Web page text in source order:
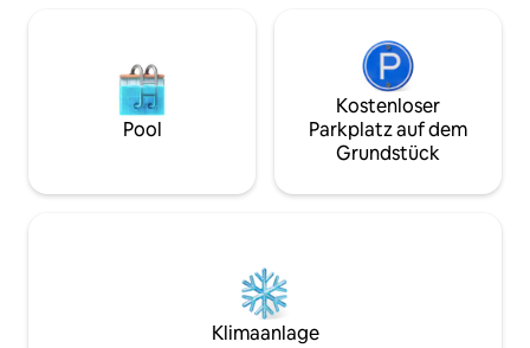
Pool
Kostenloser
Parkplatz auf dem
Grundstück
Klimaanlage